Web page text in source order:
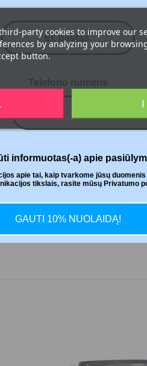

Del
party cookies to improve our
by analyzing your
button.
Telefono numeris
informuotas(-a) apie
apie tai, kaip tvarkome jūsų duomenis
tikslais, rasite mūsų Privatumo
GAUTI 10% NUOLAIDĄ!